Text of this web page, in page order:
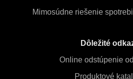
Mimosúdne riešenie
Dôležité
Online odstúpenie
Produktové